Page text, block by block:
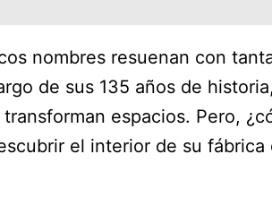
nombres resuenan con
de sus 135 años de
espacios. Pero,
el interior de su